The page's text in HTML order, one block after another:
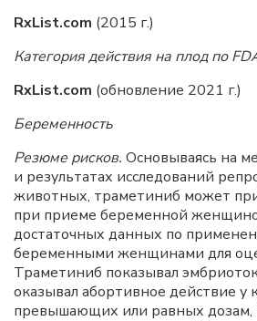
RxList.com (2015 г.)
Категория действия на плод по
RxList.com (обновление 2021 г.)
Беременность
Резюме рисков. Основываясь на
и результатах исследований
животных, траметиниб может
при приеме беременной
достаточных данных по
беременными женщинами для
Траметиниб показывал
оказывал абортивное действие у
превышающих или равных